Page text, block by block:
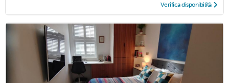
Verifica disponibilità